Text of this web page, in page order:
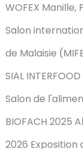
WOFEX Manille,
Salon
de Malaisie
SIAL
Salon de
BIOFACH 2025
2026 Exposition